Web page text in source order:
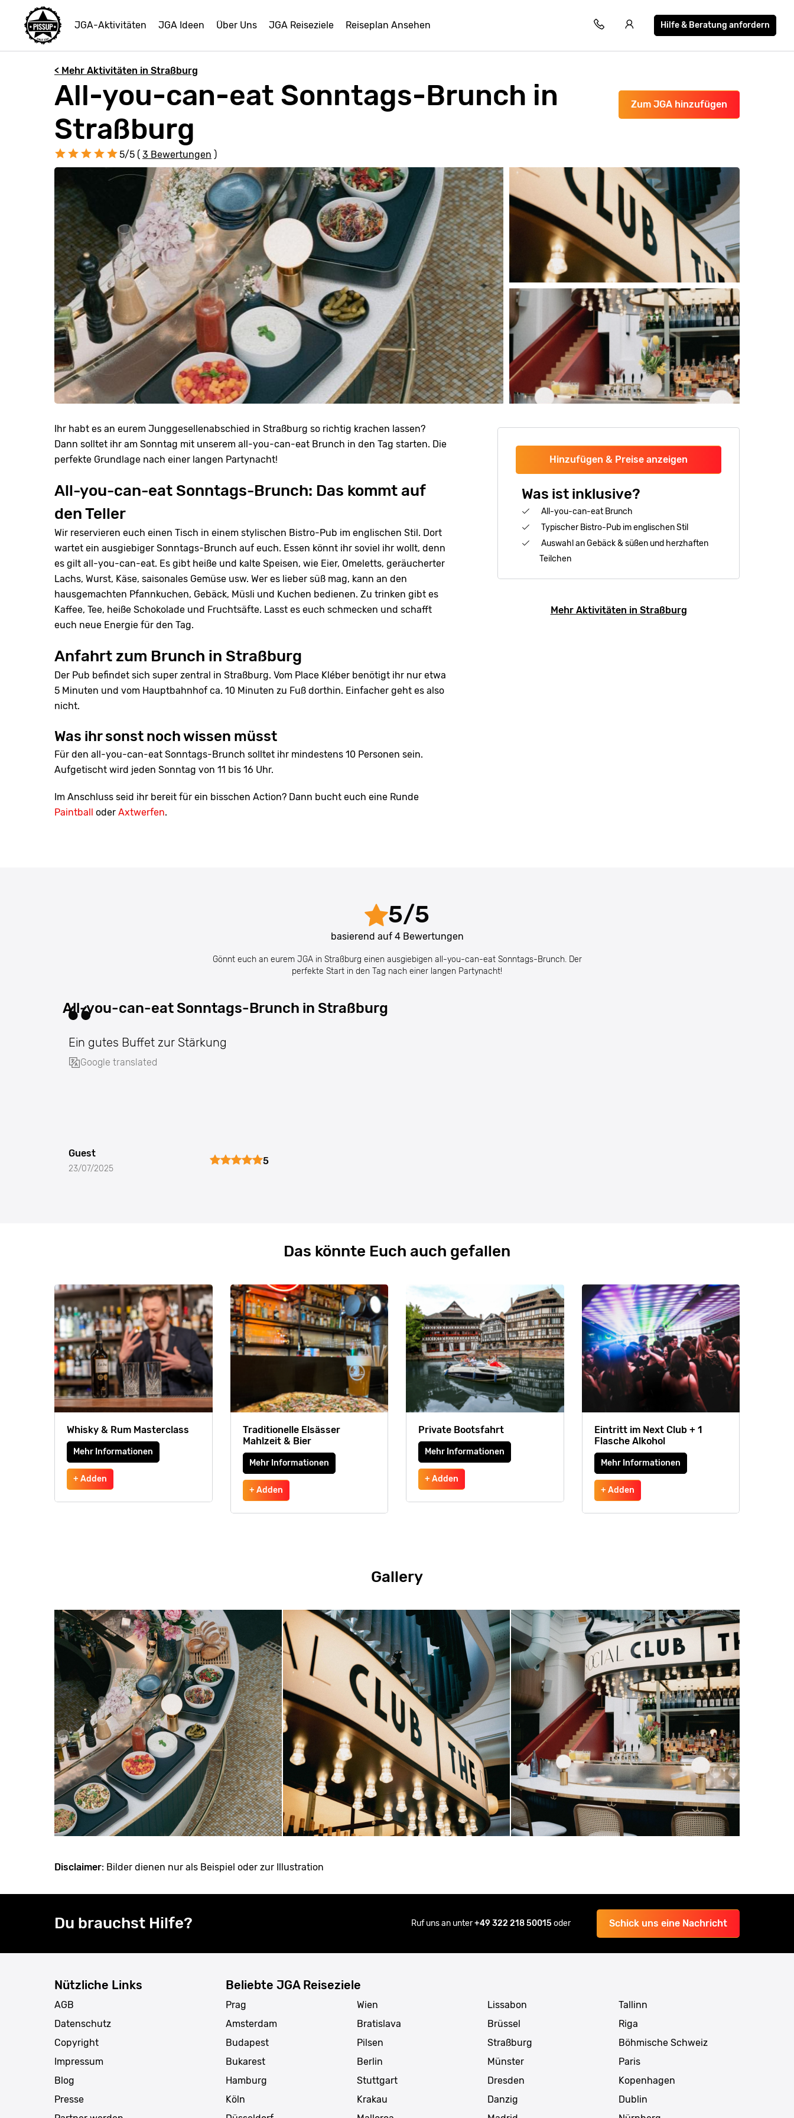
JGA-Aktivitäten JGA Ideen Über Uns JGA Reiseziele Reiseplan Ansehen Hilfe & Beratung anfordern
< Mehr Aktivitäten in Straßburg
Zum JGA hinzufügen
All-you-can-eat Sonntags-Brunch in
Straßburg
5/5 ( 3 Bewertungen )
Hinzufügen & Preise anzeigen
Was ist inklusive?
All-you-can-eat Brunch
Typischer Bistro-Pub im englischen Stil
Auswahl an Gebäck & süßen und herzhaften
Teilchen
Mehr Aktivitäten in Straßburg
Ihr habt es an eurem Junggesellenabschied in Straßburg so richtig krachen lassen?
Dann solltet ihr am Sonntag mit unserem all-you-can-eat Brunch in den Tag starten. Die
perfekte Grundlage nach einer langen Partynacht!
All-you-can-eat Sonntags-Brunch: Das kommt auf
den Teller
Wir reservieren euch einen Tisch in einem stylischen Bistro-Pub im englischen Stil. Dort
wartet ein ausgiebiger Sonntags-Brunch auf euch. Essen könnt ihr soviel ihr wollt, denn
es gilt all-you-can-eat. Es gibt heiße und kalte Speisen, wie Eier, Omeletts, geräucherter
Lachs, Wurst, Käse, saisonales Gemüse usw. Wer es lieber süß mag, kann an den
hausgemachten Pfannkuchen, Gebäck, Müsli und Kuchen bedienen. Zu trinken gibt es
Kaffee, Tee, heiße Schokolade und Fruchtsäfte. Lasst es euch schmecken und schafft
euch neue Energie für den Tag.
Anfahrt zum Brunch in Straßburg
Der Pub befindet sich super zentral in Straßburg. Vom Place Kléber benötigt ihr nur etwa
5 Minuten und vom Hauptbahnhof ca. 10 Minuten zu Fuß dorthin. Einfacher geht es also
nicht.
Was ihr sonst noch wissen müsst
Für den all-you-can-eat Sonntags-Brunch solltet ihr mindestens 10 Personen sein.
Aufgetischt wird jeden Sonntag von 11 bis 16 Uhr.
Im Anschluss seid ihr bereit für ein bisschen Action? Dann bucht euch eine Runde
Paintball oder Axtwerfen.
5/5
basierend auf 4Bewertungen
Gönnt euch an eurem JGA in Straßburg einen ausgiebigen all-you-can-eat Sonntags-Brunch. Der
perfekte Start in den Tag nach einer langen Partynacht!
All-you-can-eat Sonntags-Brunch in Straßburg
Ein gutes Buffet zur Stärkung
Google translated
Guest
23/07/2025
5
Das könnte Euch auch gefallen
Whisky & Rum Masterclass
Mehr Informationen
+ Adden
Traditionelle Elsässer
Mahlzeit & Bier
Mehr Informationen
+ Adden
Private Bootsfahrt
Mehr Informationen
+ Adden
Eintritt im Next Club + 1
Flasche Alkohol
Mehr Informationen
+ Adden
Gallery
Disclaimer: Bilder dienen nur als Beispiel oder zur Illustration
Du brauchst Hilfe? Ruf uns an unter+49 322 218 50015oder Schick uns eine Nachricht
Nützliche Links
AGB
Datenschutz
Copyright
Impressum
Blog
Presse
Beliebte JGA Reiseziele
Prag
Amsterdam
Budapest
Bukarest
Hamburg
Köln
Wien
Bratislava
Pilsen
Berlin
Stuttgart
Krakau
Lissabon
Brüssel
Straßburg
Münster
Dresden
Danzig
Tallinn
Riga
Böhmische Schweiz
Paris
Kopenhagen
Dublin